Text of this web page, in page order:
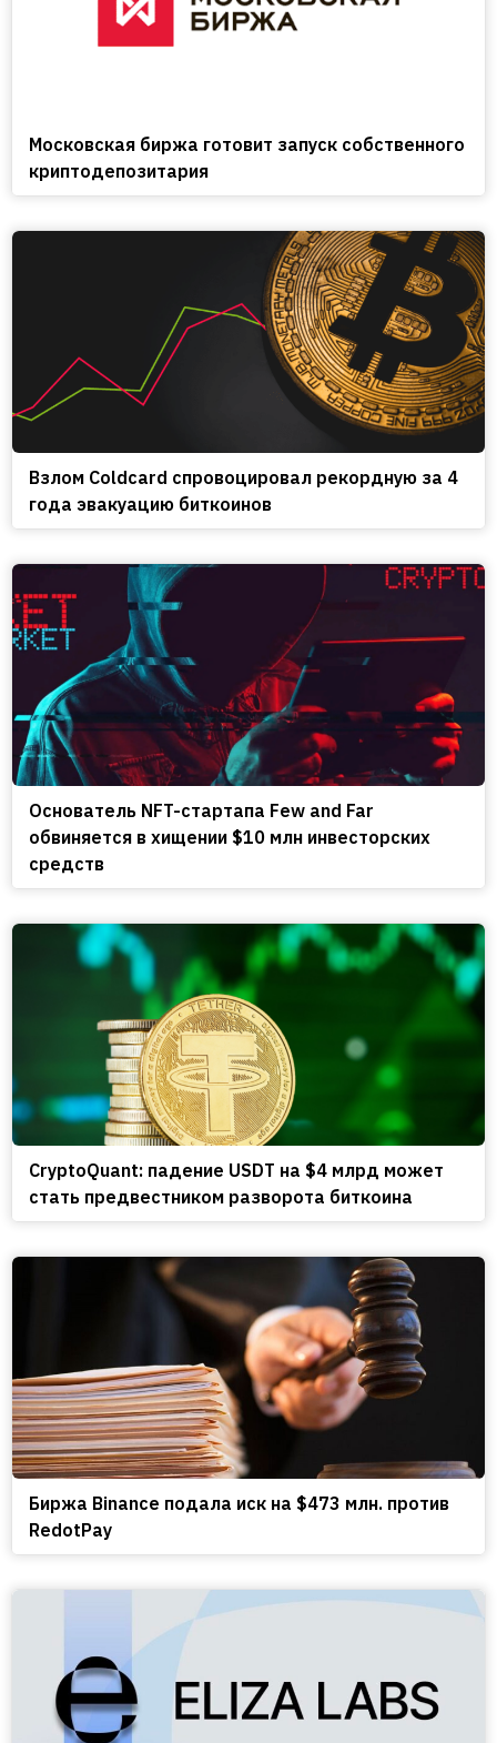
Московская биржа готовит запуск собственного
криптодепозитария
Взлом Coldcard спровоцировал рекордную за 4
года эвакуацию биткоинов
Основатель NFT-стартапа Few and Far
обвиняется в хищении $10 млн инвесторских
средств
CryptoQuant: падение USDT на $4 млрд может
стать предвестником разворота биткоина
Биржа Binance подала иск на $473 млн. против
RedotPay